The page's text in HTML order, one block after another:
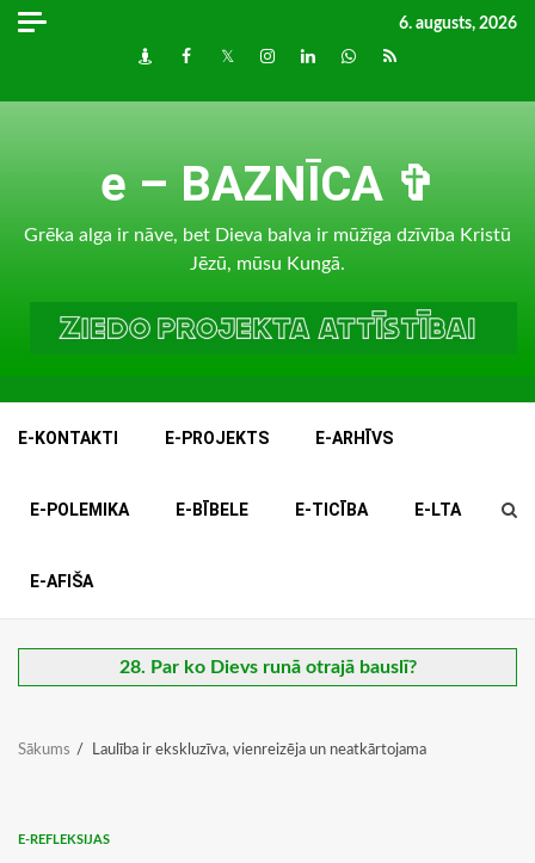
Skip
6. augusts, 2026
DraugiemFacebook
TwitterInstagram
LinkedInwhatsapp
RSS
e – BAZNĪCA ✞
Grēka alga ir nāve, bet Dieva balva ir mūžīga dzīvība Kristū
Jēzū, mūsu Kungā.
E-KONTAKTI E-PROJEKTS E-ARHĪVS
E-POLEMIKA E-BĪBELE E-TICĪBA E-LTA
E-AFIŠA
28. Par ko Dievs runā otrajā bauslī?
Sākums Laulība ir ekskluzīva, vienreizēja un neatkārtojama
E-REFLEKSIJAS